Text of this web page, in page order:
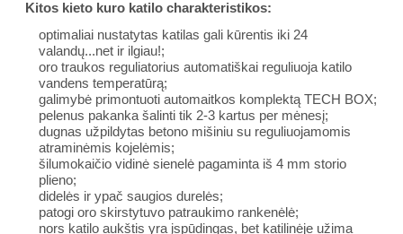
Kitos kieto kuro katilo charakteristikos:
optimaliai nustatytas katilas gali kūrentis iki 24
valandų...net ir ilgiau!;
oro traukos reguliatorius automatiškai reguliuoja katilo
vandens temperatūrą;
galimybė primontuoti automaitkos komplektą TECH BOX;
pelenus pakanka šalinti tik 2-3 kartus per mėnesį;
dugnas užpildytas betono mišiniu su reguliuojamomis
atraminėmis kojelėmis;
šilumokaičio vidinė sienelė pagaminta iš 4 mm storio
plieno;
didelės ir ypač saugios durelės;
patogi oro skirstytuvo patraukimo rankenėlė;
nors katilo aukštis yra įspūdingas, bet katilinėje užima